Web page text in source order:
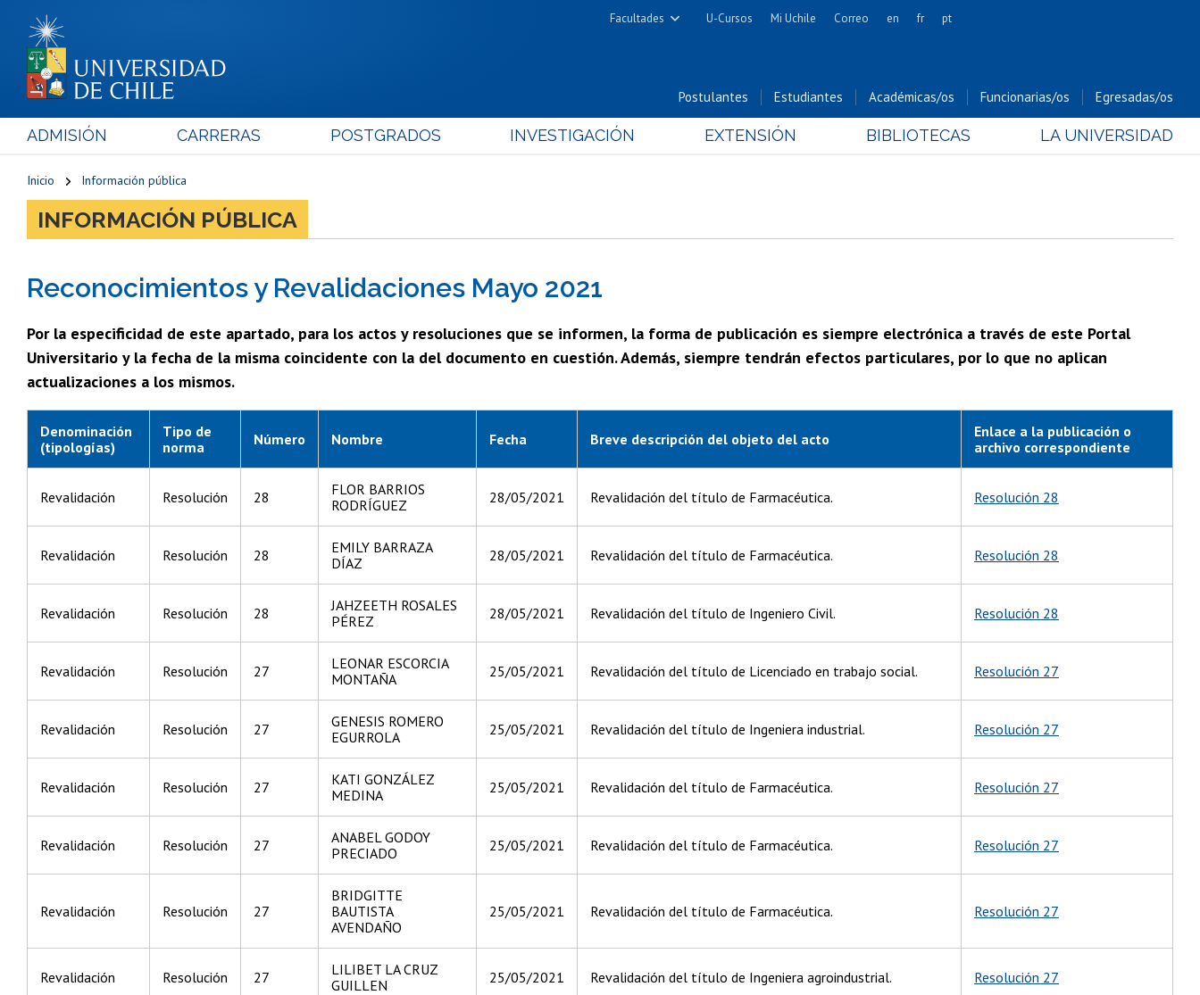
Facultades
Cs. Físicas y Matemáticas
Cs. Forestales y Conservación
Cs. Químicas y Farmacéuticas
Cs. Sociales
Alimentos
Hospital Clínico
U-Cursos Mi Uchile Correo en fr pt
Postulantes Estudiantes Académicas/os Funcionarias/os Egresadas/os
ADMISIÓN CARRERAS POSTGRADOS INVESTIGACIÓN EXTENSIÓN BIBLIOTECAS LA UNIVERSIDAD
Inicio Información pública
INFORMACIÓN PÚBLICA
Reconocimientos y Revalidaciones Mayo 2021
Por la especificidad de este apartado, para los actos y resoluciones que se informen, la forma de publicación es siempre electrónica a través de este Portal
Universitario y la fecha de la misma coincidente con la del documento en cuestión. Además, siempre tendrán efectos particulares, por lo que no aplican
actualizaciones a los mismos.
Denominación
(tipologías)
Tipo de
norma
Número Nombre Fecha Breve descripción del objeto del acto
Enlace a la publicación o
archivo correspondiente
Revalidación Resolución 28
FLOR BARRIOS
RODRÍGUEZ
28/05/2021 Revalidación del título de Farmacéutica. Resolución 28
Revalidación Resolución 28
EMILY BARRAZA
DÍAZ
28/05/2021 Revalidación del título de Farmacéutica. Resolución 28
Revalidación Resolución 28
JAHZEETH ROSALES
PÉREZ
28/05/2021 Revalidación del título de Ingeniero Civil. Resolución 28
Revalidación Resolución 27
LEONAR ESCORCIA
MONTAÑA
25/05/2021 Revalidación del título de Licenciado en trabajo social. Resolución 27
Revalidación Resolución 27
GENESIS ROMERO
EGURROLA
25/05/2021 Revalidación del título de Ingeniera industrial. Resolución 27
Revalidación Resolución 27
KATI GONZÁLEZ
MEDINA
25/05/2021 Revalidación del título de Farmacéutica. Resolución 27
Revalidación Resolución 27
ANABEL GODOY
PRECIADO
25/05/2021 Revalidación del título de Farmacéutica. Resolución 27
Revalidación Resolución 27
BRIDGITTE
BAUTISTA
AVENDAÑO
25/05/2021 Revalidación del título de Farmacéutica. Resolución 27
Revalidación Resolución 27
LILIBET LA CRUZ
GUILLEN
25/05/2021 Revalidación del título de Ingeniera agroindustrial. Resolución 27